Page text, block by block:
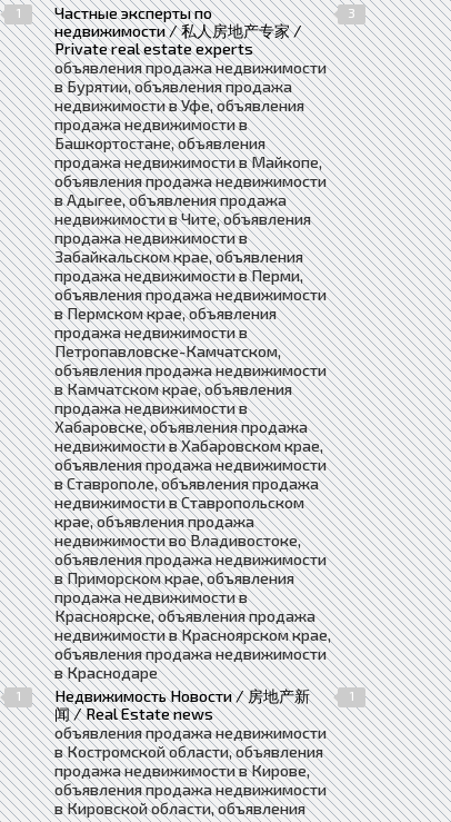
1
Частные эксперты по
недвижимости / 私人房地产专家 /
Private real estate experts
3
объявления продажа недвижимости
в Бурятии, объявления продажа
недвижимости в Уфе, объявления
продажа недвижимости в
Башкортостане, объявления
продажа недвижимости в Майкопе,
объявления продажа недвижимости
в Адыгее, объявления продажа
недвижимости в Чите, объявления
продажа недвижимости в
Забайкальском крае, объявления
продажа недвижимости в Перми,
объявления продажа недвижимости
в Пермском крае, объявления
продажа недвижимости в
Петропавловске-Камчатском,
объявления продажа недвижимости
в Камчатском крае, объявления
продажа недвижимости в
Хабаровске, объявления продажа
недвижимости в Хабаровском крае,
объявления продажа недвижимости
в Ставрополе, объявления продажа
недвижимости в Ставропольском
крае, объявления продажа
недвижимости во Владивостоке,
объявления продажа недвижимости
в Приморском крае, объявления
продажа недвижимости в
Красноярске, объявления продажа
недвижимости в Красноярском крае,
объявления продажа недвижимости
в Краснодаре
1
Недвижимость Новости / 房地产新
闻 / Real Estate news
1
объявления продажа недвижимости
в Костромской области, объявления
продажа недвижимости в Кирове,
объявления продажа недвижимости
в Кировской области, объявления